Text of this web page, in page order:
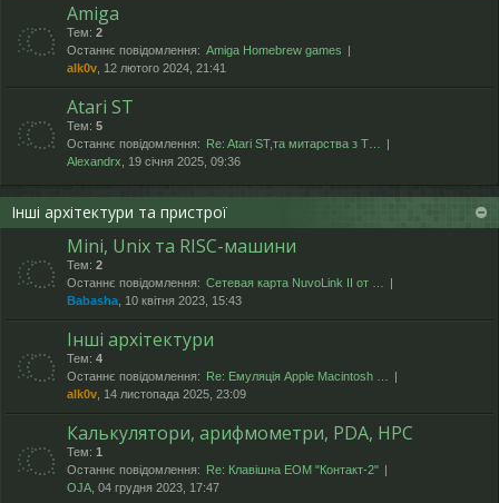
Amiga
Тем: 2
Останнє повідомлення: Amiga Homebrew games
alk0v , 12 лютого 2024, 21:41
Atari ST
Тем: 5
Останнє повідомлення:
Re: Atari ST,та митарства з T…
Alexandrx , 19 січня 2025, 09:36
Інші архітектури та пристрої
Mini, Unix та RISC-машини
Тем: 2
Останнє повідомлення: Сетевая карта NuvoLink II от …
Babasha , 10 квітня 2023, 15:43
Інші архітектури
Тем: 4
Останнє повідомлення:
Re: Емуляція Apple Macintosh …
alk0v , 14 листопада 2025, 23:09
Калькулятори, арифмометри, PDA, HPC
Тем: 1
Останнє повідомлення:
Re: Клавішна ЕОМ "Контакт-2"
OJA , 04 грудня 2023, 17:47